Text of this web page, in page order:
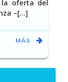
oferta del
–[…]
MÁS